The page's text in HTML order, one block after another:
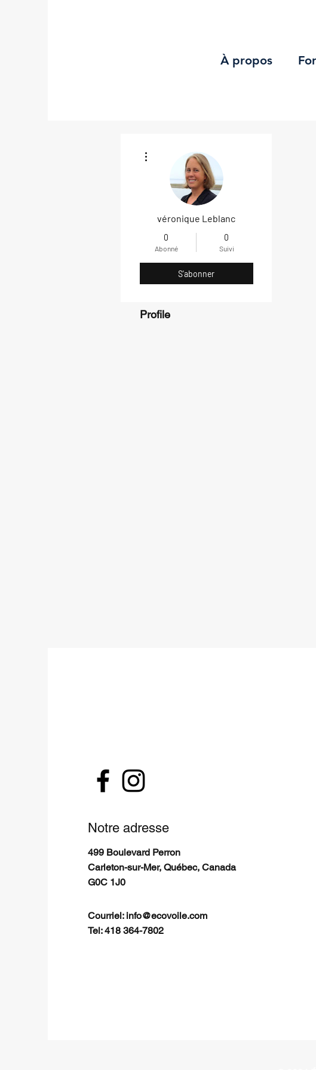
À propos
véronique Leblanc
0
Abonné
0
Suivi
S'abonner
Profile
Notre adresse
499 Boulevard Perron
Carleton-sur-Mer, Québec, Canada
G0C 1J0
Courriel: info@ecovoile.com
Tel: 418 364-7802